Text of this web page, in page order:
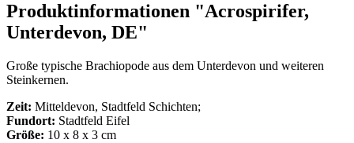
Produktinformationen "Acrospirifer,
Unterdevon, DE"
Große typische Brachiopode aus dem Unterdevon und weiteren
Steinkernen.
Zeit: Mitteldevon, Stadtfeld Schichten;
Fundort: Stadtfeld Eifel
Größe: 10 x 8 x 3 cm